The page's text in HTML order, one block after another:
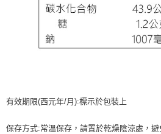
有效期限(西元年/月):標示於包裝上
保存方式:常溫保存，請置於乾燥陰涼處，